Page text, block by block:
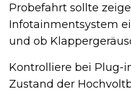
Probefahrt sollte
Infotainmentsystem
und ob
Kontrolliere bei Plug-
Zustand der